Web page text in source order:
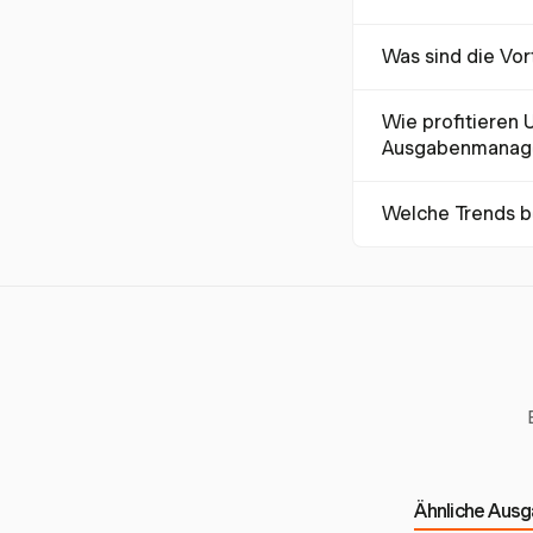
die automatisierte
Was sind die
Echtzeiteinblicke,
Wie profitieren
62 Stunden
Welche Trends
Ähnliche